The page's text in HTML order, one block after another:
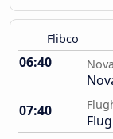
Flibco
06:40
07:40